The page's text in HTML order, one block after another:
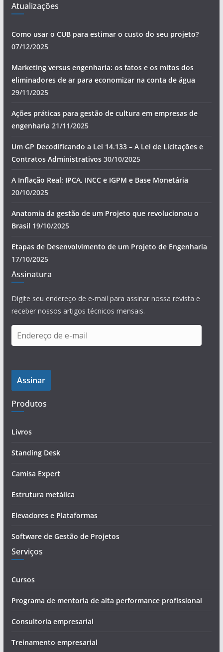
Atualizações
Como usar o CUB para estimar o custo do seu projeto?
07/12/2025
Marketing versus engenharia: os fatos e os mitos dos
eliminadores de ar para economizar na conta de água
29/11/2025
Ações práticas para gestão de cultura em empresas de
engenharia 21/11/2025
Um GP Decodificando a Lei 14.133 – A Lei de Licitações e
Contratos Administrativos 30/10/2025
A Inflação Real: IPCA, INCC e IGPM e Base Monetária
20/10/2025
Anatomia da gestão de um Projeto que revolucionou o
Brasil 19/10/2025
Etapas de Desenvolvimento de um Projeto de Engenharia
17/10/2025
Assinatura
Digite seu endereço de e-mail para assinar nossa revista e
receber nossos artigos técnicos mensais.
n
e
e
ç
d
e
a
l
Assinar
Produtos
Livros
Standing Desk
Camisa Expert
Estrutura metálica
Elevadores e Plataformas
Software de Gestão de Projetos
Serviços
Cursos
Programa de mentoria de alta performance profissional
Consultoria empresarial
Treinamento empresarial